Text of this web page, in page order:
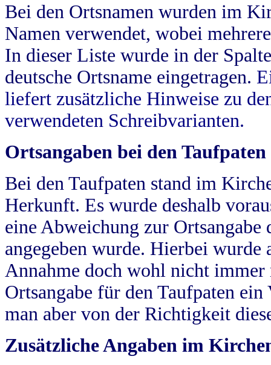
Bei den Ortsnamen wurden im
Namen verwendet, wobei
In dieser Liste wurde in der
deutsche Ortsname eingetragen.
liefert zusätzliche Hinweise zu
verwendeten Schreibvarianten.
Ortsangaben bei den Taufpaten
Bei den Taufpaten stand im
Herkunft. Es wurde deshalb
eine Abweichung zur
angegeben wurde. Hierbei wurde
Annahme doch wohl nicht
Ortsangabe für den Taufpaten
man aber von der Richtigkeit
Zusätzliche Angaben im